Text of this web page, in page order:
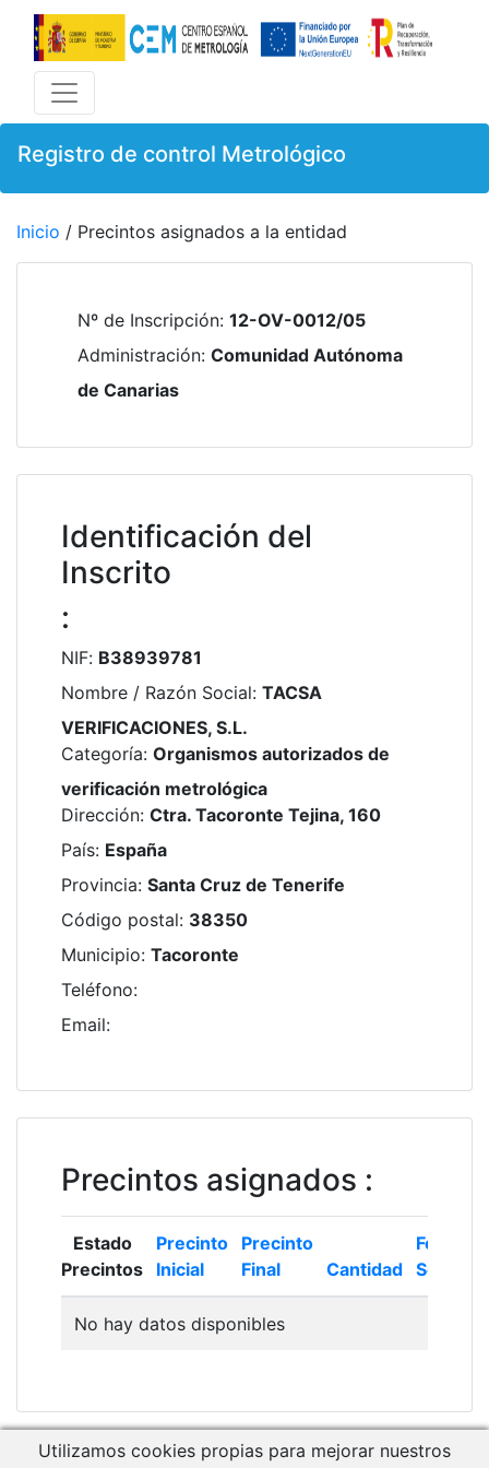
Registro de control Metrológico
Inicio / Precintos asignados a la entidad
Nº de Inscripción: 12-OV-0012/05
Administración: Comunidad Autónoma
de Canarias
Identificación del
Inscrito
:
NIF: B38939781
Nombre / Razón Social: TACSA
VERIFICACIONES, S.L.
Categoría: Organismos autorizados de
verificación metrológica
Dirección: Ctra. Tacoronte Tejina, 160
País: España
Provincia: Santa Cruz de Tenerife
Código postal: 38350
Municipio: Tacoronte
Teléfono:
Email:
Precintos asignados :
Estado
Precintos
Precinto
Inicial
Precinto
Final
Cantidad
Fecha
Solicitud
No hay datos disponibles
Descargar Manual de Usuario
Utilizamos cookies propias para mejorar nuestros